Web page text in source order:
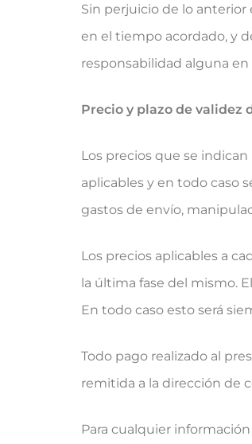
Sin perjuicio de lo
en el tiempo acordado, y
responsabilidad alguna
Precio y plazo de validez
Los precios que se
aplicables y en todo caso
gastos de envío,
Los precios aplicables a
la última fase del mismo.
En todo caso esto será
Todo pago realizado al
remitida a la dirección de
Para cualquier